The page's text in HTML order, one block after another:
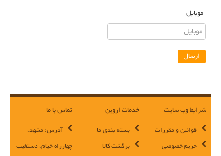
موبایل
شرایط وب سایت
قوانین و مقررات
حریم خصوصی
خدمات اروین
بسته بندی ما
برگشت کالا
تماس با ما
آدرس: مشهد،
چهارراه خیام، دستغیب